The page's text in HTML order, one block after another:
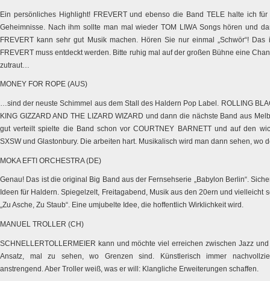
Ein persönliches Highlight! FREVERT und ebenso die Band TELE halte ich
Geheimnisse. Nach ihm sollte man mal wieder TOM LIWA Songs hören und
FREVERT kann sehr gut Musik machen. Hören Sie nur einmal „Schwör“!
FREVERT muss entdeckt werden. Bitte ruhig mal auf der großen Bühne eine
zutraut…
MONEY FOR ROPE (AUS)
…sind der neuste Schimmel aus dem Stall des Haldern Pop Label. ROLLING
KING GIZZARD AND THE LIZARD WIZARD und dann die nächste Band aus
gut verteilt spielte die Band schon vor COURTNEY BARNETT und auf den
SXSW und Glastonbury. Die arbeiten hart. Musikalisch wird man dann sehen, wo
MOKA EFTI ORCHESTRA (DE)
Genau! Das ist die original Big Band aus der Fernsehserie „Babylon Berlin“.
Ideen für Haldern. Spiegelzelt, Freitagabend, Musik aus den 20ern und vielleicht
„Zu Asche, Zu Staub“. Eine umjubelte Idee, die hoffentlich Wirklichkeit wird.
MANUEL TROLLER (CH)
SCHNELLERTOLLERMEIER kann und möchte viel erreichen zwischen Jazz
Ansatz, mal zu sehen, wo Grenzen sind. Künstlerisch immer
anstrengend. Aber Troller weiß, was er will: Klangliche Erweiterungen schaffen.